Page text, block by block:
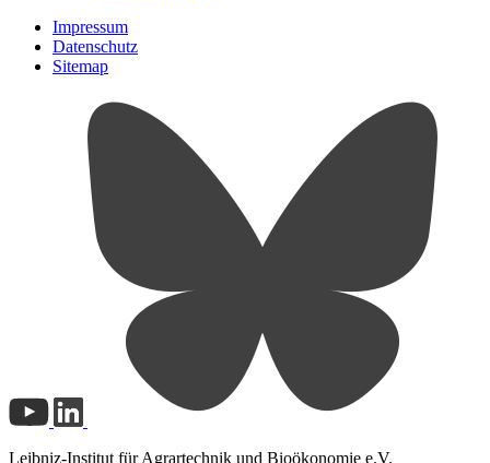
Impressum
Datenschutz
Sitemap
Leibniz-Institut für Agrartechnik und Bioökonomie e.V.